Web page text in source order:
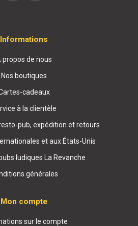
Informations
propos de nous
Nos boutiques
cadeaux
à la clientèle
pub, expédition et retours
et aux États-Unis
ludiques La Revanche
générales
Mon compte
sur le compte